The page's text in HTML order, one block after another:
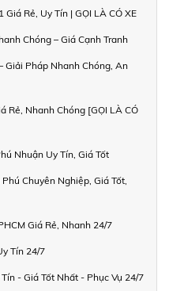
Rẻ, Uy Tín | GỌI LÀ CÓ XE
Chóng – Giá Cạnh Tranh
Giải Pháp Nhanh Chóng, An
Rẻ, Nhanh Chóng [GỌI LÀ CÓ
Nhuận Uy Tín, Giá Tốt
Chuyên Nghiệp, Giá Tốt,
Giá Rẻ, Nhanh 24/7
Tín 24/7
- Giá Tốt Nhất - Phục Vụ 24/7